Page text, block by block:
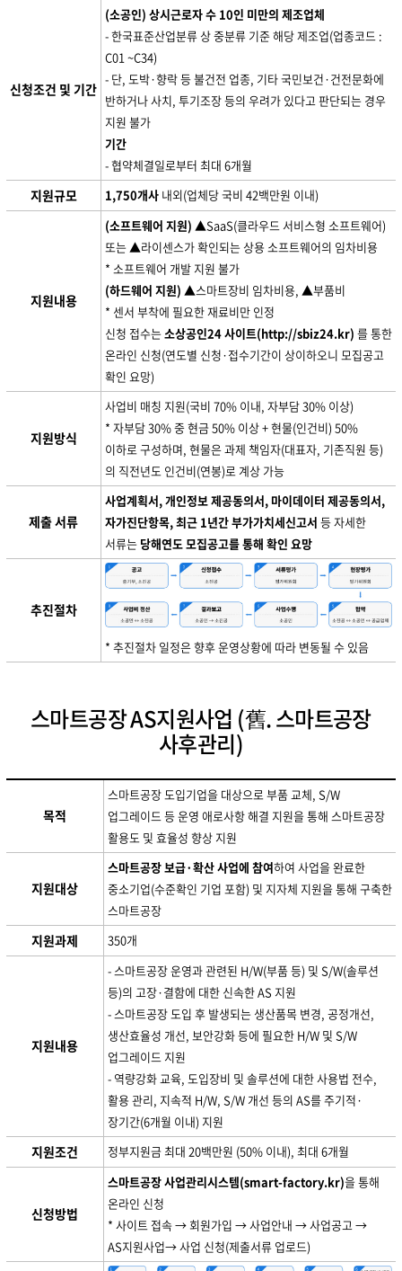
신청조건 및 기간
(소공인) 상시근로자 수 10인 미만의 제조업체
- 한국표준산업분류 상 중분류 기준 해당 제조업(업종코드 :
C01 ~C34)
- 단, 도박·향락 등 불건전 업종, 기타 국민보건·건전문화에
반하거나 사치, 투기조장 등의 우려가 있다고 판단되는 경우
지원 불가
기간
- 협약체결일로부터 최대 6개월
지원규모 1,750개사 내외(업체당 국비 42백만원 이내)
지원내용
(소프트웨어 지원) ▲SaaS(클라우드 서비스형 소프트웨어)
또는 ▲라이센스가 확인되는 상용 소프트웨어의 임차비용
* 소프트웨어 개발 지원 불가
(하드웨어 지원) ▲스마트장비 임차비용, ▲부품비
* 센서 부착에 필요한 재료비만 인정
신청 접수는 소상공인24 사이트(http://sbiz24.kr) 를 통한
온라인 신청(연도별 신청·접수기간이 상이하오니 모집공고
확인 요망)
지원방식
사업비 매칭 지원(국비 70% 이내, 자부담 30% 이상)
* 자부담 30% 중 현금 50% 이상 + 현물(인건비) 50%
이하로 구성하며, 현물은 과제 책임자(대표자, 기존직원 등)
의 직전년도 인건비(연봉)로 계상 가능
제출 서류
사업계획서, 개인정보 제공동의서, 마이데이터 제공동의서,
자가진단항목, 최근 1년간 부가가치세신고서 등 자세한
서류는 당해연도 모집공고를 통해 확인 요망
추진절차
* 추진절차 일정은 향후 운영상황에 따라 변동될 수 있음
스마트공장 AS지원사업 (舊. 스마트공장
사후관리)
목적
스마트공장 도입기업을 대상으로 부품 교체, S/W
업그레이드 등 운영 애로사항 해결 지원을 통해 스마트공장
활용도 및 효율성 향상 지원
지원대상
스마트공장 보급·확산 사업에 참여하여 사업을 완료한
중소기업(수준확인 기업 포함) 및 지자체 지원을 통해 구축한
스마트공장
지원과제 350개
지원내용
- 스마트공장 운영과 관련된 H/W(부품 등) 및 S/W(솔루션
등)의 고장·결함에 대한 신속한 AS 지원
- 스마트공장 도입 후 발생되는 생산품목 변경, 공정개선,
생산효율성 개선, 보안강화 등에 필요한 H/W 및 S/W
업그레이드 지원
- 역량강화 교육, 도입장비 및 솔루션에 대한 사용법 전수,
활용 관리, 지속적 H/W, S/W 개선 등의 AS를 주기적·
장기간(6개월 이내) 지원
지원조건 정부지원금 최대 20백만원 (50% 이내), 최대 6개월
신청방법
스마트공장 사업관리시스템(smart-factory.kr)을 통해
온라인 신청
* 사이트 접속 → 회원가입 → 사업안내 → 사업공고 →
AS지원사업→ 사업 신청(제출서류 업로드)